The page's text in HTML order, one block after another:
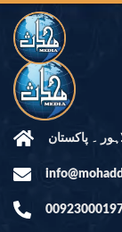
۔ پاکستان